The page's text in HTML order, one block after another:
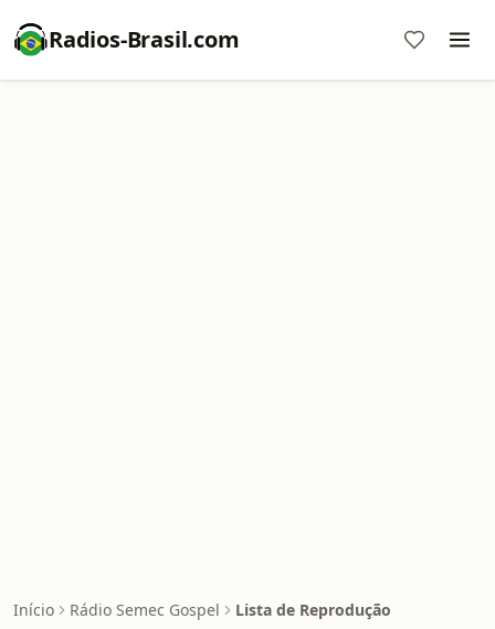
Radios-Brasil.com
Início Rádio Semec Gospel Lista de Reprodução